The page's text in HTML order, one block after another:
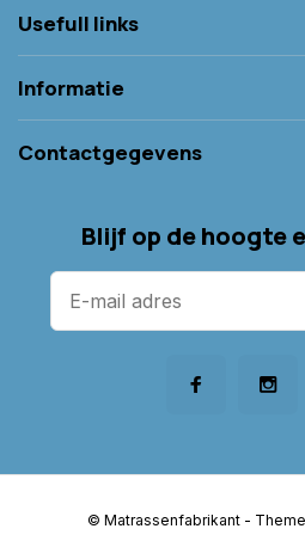
Usefull links
Informatie
Contactgegevens
Blijf op de hoogte
© Matrassenfabrikant -